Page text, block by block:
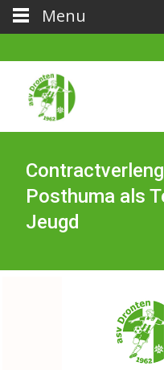
Posthuma als
Jeugd
Menu